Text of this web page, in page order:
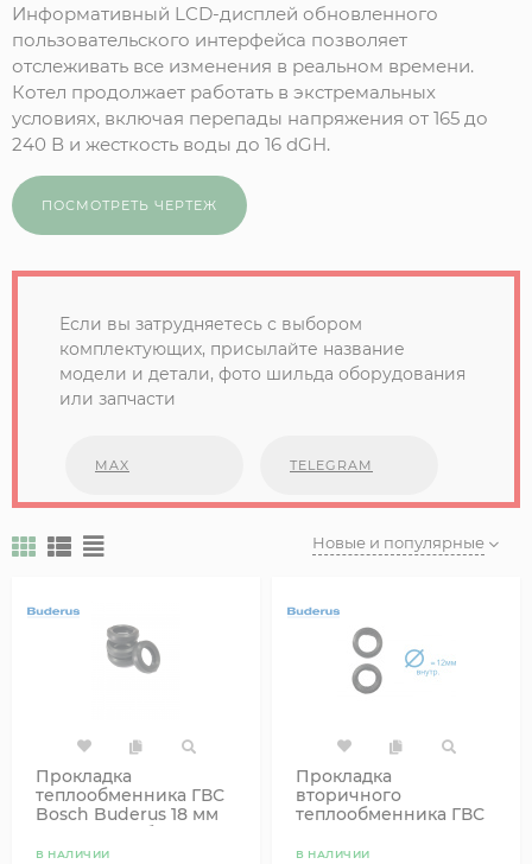
Информативный LCD-дисплей обновленного
пользовательского интерфейса позволяет
отслеживать все изменения в реальном времени.
Котел продолжает работать в экстремальных
условиях, включая перепады напряжения от 165 до
240 В и жесткость воды до 16 dGH.
ПОСМОТРЕТЬ ЧЕРТЕЖ
Если вы затрудняетесь с выбором
комплектующих, присылайте название
модели и детали, фото шильда оборудования
или запчасти
MAX TELEGRAM
Новые и популярные
Прокладка
теплообменника ГВС
Bosch Buderus 18 мм
87167710030 большая
В НАЛИЧИИ
Прокладка
вторичного
теплообменника ГВС
87167713250 маленькая
В НАЛИЧИИ